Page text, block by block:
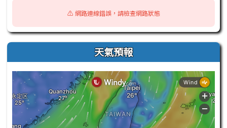
⚠️ 網路連線錯誤，請檢查網路狀態
天氣預報